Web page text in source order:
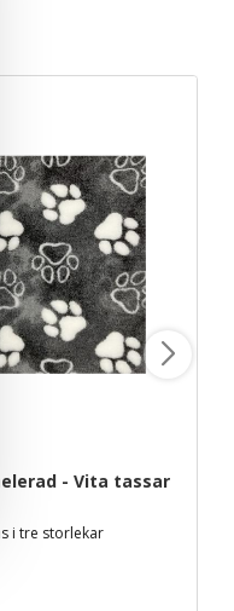
- Vita tassar
i tre storlekar